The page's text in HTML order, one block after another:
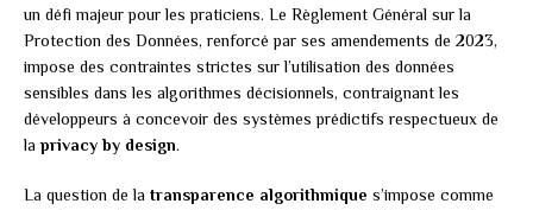
un défi majeur pour les praticiens. Le Règlement Général sur la
Protection des Données, renforcé par ses amendements de 2023,
impose des contraintes strictes sur l’utilisation des données
sensibles dans les algorithmes décisionnels, contraignant les
développeurs à concevoir des systèmes prédictifs respectueux de
la privacy by design.
La question de la transparence algorithmique s’impose comme